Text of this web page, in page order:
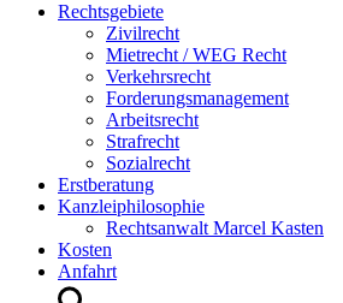
Rechtsgebiete
Zivilrecht
Mietrecht / WEG Recht
Verkehrsrecht
Forderungsmanagement
Arbeitsrecht
Strafrecht
Sozialrecht
Erstberatung
Kanzleiphilosophie
Rechtsanwalt Marcel Kasten
Kosten
Anfahrt